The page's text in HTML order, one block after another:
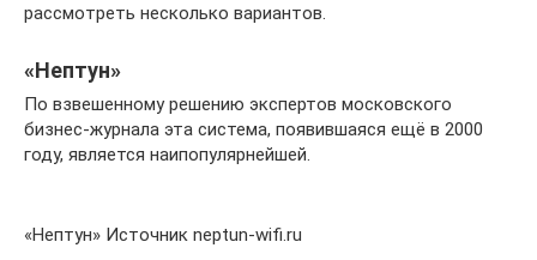
рассмотреть несколько вариантов.
«Нептун»
По взвешенному решению экспертов московского
бизнес-журнала эта система, появившаяся ещё в 2000
году, является наипопулярнейшей.
«Нептун» Источник neptun-wifi.ru